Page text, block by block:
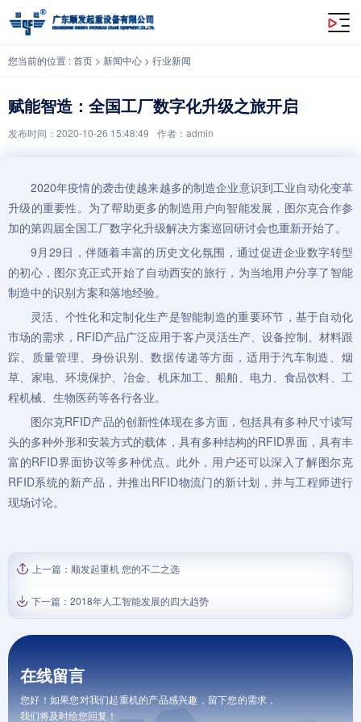
赋能智造：全国工厂数字化升级之旅开启
您当前的位置 :首页 > 新闻中心 > 行业新闻
赋能智造：全国工厂数字化升级之旅开启
发布时间：2020-10-26 15:48:49 作者：admin
2020年疫情的袭击使越来越多的制造企业意识到工业自动化变革
升级的重要性。为了帮助更多的制造用户向智能发展，图尔克合作参
加的第四届全国工厂数字化升级解决方案巡回研讨会也重新开始了。
9月29日，伴随着丰富的历史文化氛围，通过促进企业数字转型
的初心，图尔克正式开始了自动西安的旅行，为当地用户分享了智能
制造中的识别方案和落地经验。
灵活、个性化和定制化生产是智能制造的重要环节，基于自动化
市场的需求，RFID产品广泛应用于客户灵活生产、设备控制、材料跟
踪、质量管理、身份识别、数据传递等方面，适用于汽车制造、烟
草、家电、环境保护、冶金、机床加工、船舶、电力、食品饮料、工
程机械、生物医药等各行各业。
图尔克RFID产品的创新性体现在多方面，包括具有多种尺寸读写
头的多种外形和安装方式的载体，具有多种结构的RFID界面，具有丰
富的RFID界面协议等多种优点。此外，用户还可以深入了解图尔克
RFID系统的新产品，并推出RFID物流门的新计划，并与工程师进行
现场讨论。
上一篇： 顺发起重机 您的不二之选
下一篇： 2018年人工智能发展的四大趋势
在线留言
您好！如果您对我们起重机的产品感兴趣，留下您的需求，
我们将及时给您回复！